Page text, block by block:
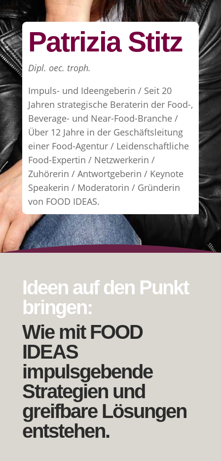
Patrizia Stitz
Dipl. oec. troph.
Impuls- und Ideengeberin / Seit 20
Jahren strategische Beraterin der Food-,
Beverage- und Near-Food-Branche /
Über 12 Jahre in der Geschäftsleitung
einer Food-Agentur / Leidenschaftliche
Food-Expertin / Netzwerkerin /
Zuhörerin / Antwortgeberin / Keynote
Speakerin / Moderatorin / Gründerin
von FOOD IDEAS.
Ideen auf den Punkt
bringen:
Wie mit FOOD
IDEAS
impulsgebende
Strategien und
greifbare Lösungen
entstehen.